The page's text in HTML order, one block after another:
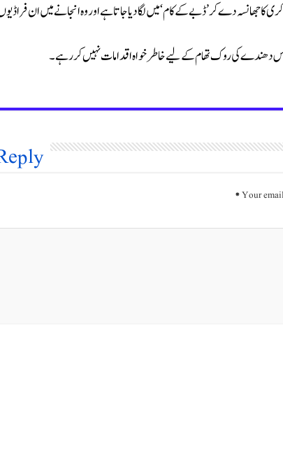
کا جھانسہ دے کر ’ڈبے کے کام‘ میں لگا دیا جاتا ہے اور وہ انجانے میں ان
کی روک تھام کے لیے خاطر خواہ اقدامات نہیں کر رہے۔
Your
*